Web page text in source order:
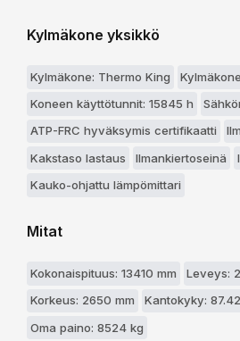
Kylmäkone yksikkö
Kylmäkone: Thermo King
Koneen käyttötunnit: 15845 h
ATP-FRC hyväksymis certifikaatti
Kakstaso lastaus
Ilmankiertoseinä
Kauko-ohjattu lämpömittari
Mitat
Kokonaispituus: 13410 mm
Leveys:
Korkeus: 2650 mm
Kantokyky:
Oma paino: 8524 kg